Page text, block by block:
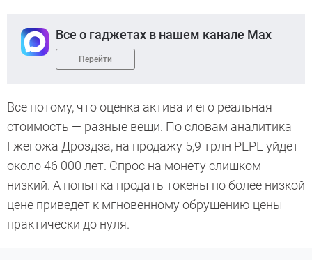
Все о гаджетах в нашем канале Max
Перейти
Все потому, что оценка актива и его реальная
стоимость — разные вещи. По словам аналитика
Гжегожа Дроздза, на продажу 5,9 трлн PEPE уйдет
около 46 000 лет. Спрос на монету слишком
низкий. А попытка продать токены по более низкой
цене приведет к мгновенному обрушению цены
практически до нуля.